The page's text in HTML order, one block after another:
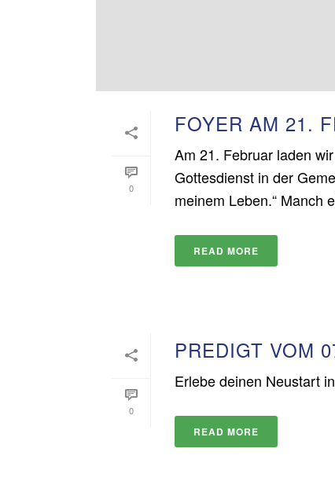
0
FOYER AM 21.
Am 21. Februar laden
Gottesdienst in der
meinem Leben.“ Manch
READ MORE
0
PREDIGT VOM
Erlebe deinen Neustart
READ MORE